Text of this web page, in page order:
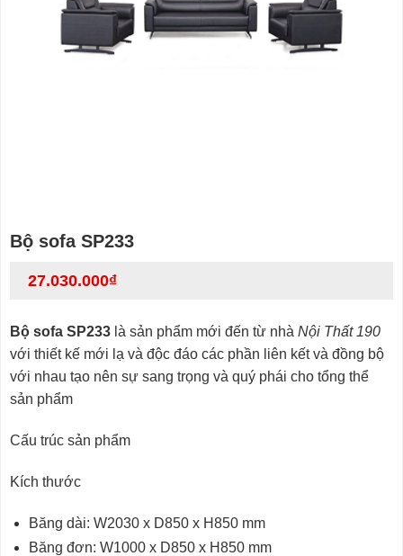
Bộ sofa SP233
27.030.000₫
Bộ sofa SP233 là sản phẩm mới đến từ nhà Nội Thất 190
với thiết kế mới lạ và độc đáo các phần liên kết và đồng bộ
với nhau tạo nên sự sang trọng và quý phái cho tổng thể
sản phẩm
Cấu trúc sản phẩm
Kích thước
Băng dài: W2030 x D850 x H850 mm
Băng đơn: W1000 x D850 x H850 mm